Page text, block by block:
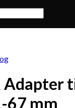
Adapter
67 mm